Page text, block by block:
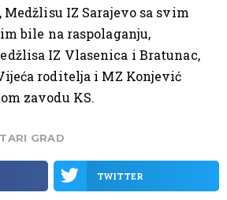
Medžlisu IZ Sarajevo sa svim
bile na raspolaganju,
IZ Vlasenica i Bratunac,
roditelja i MZ Konjević
zavodu KS.
GRAD
TWITTER